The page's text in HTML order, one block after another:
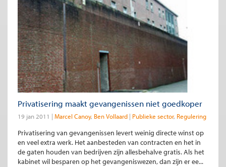
Privatisering maakt gevangenissen niet goedkoper
19 jan 2011 Marcel Canoy Ben Vollaard Publieke sector Regulering
Privatisering van gevangenissen levert weinig directe winst op
en veel extra werk. Het aanbesteden van contracten en het in
de gaten houden van bedrijven zijn allesbehalve gratis. Als het
kabinet wil besparen op het gevangeniswezen, dan zijn er ee...